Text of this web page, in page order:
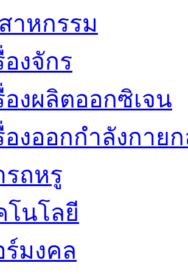
าหกรรม
องจักร
องผลิตออกซิเจน
องออกกำลังกาย
รถหรู
โนโลยี
ร์มงคล